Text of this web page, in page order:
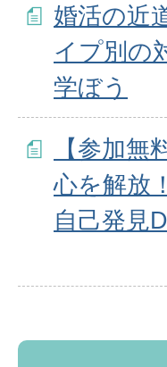
婚活の近
イプ別の
学ぼう
【参加無
心を解放
自己発見